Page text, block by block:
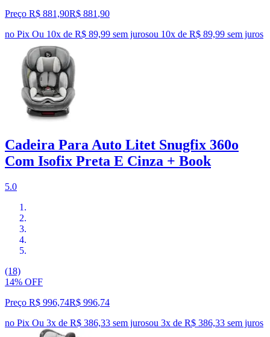
Preço R$ 881,90R$ 881 ,90
no Pix Ou 10x de R$ 89,99 sem jurosou 10x de R$ 89,99 sem juros
Cadeira Para Auto Litet Snugfix 360o
Com Isofix Preta E Cinza + Book
5.0
(18)
14% OFF
Preço R$ 996,74R$ 996,74
no Pix Ou 3x de R$ 386,33 sem jurosou 3x de R$ 386,33 sem juros